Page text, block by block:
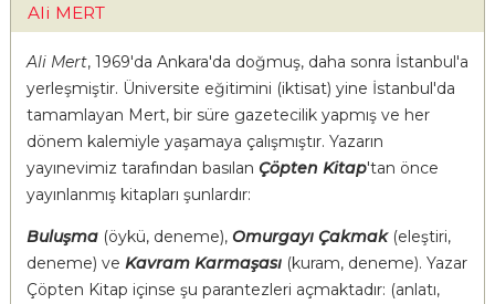
Ali MERT
Ali Mert, 1969'da Ankara'da doğmuş, daha sonra İstanbul'a
yerleşmiştir. Üniversite eğitimini (iktisat) yine İstanbul'da
tamamlayan Mert, bir süre gazetecilik yapmış ve her
dönem kalemiyle yaşamaya çalışmıştır. Yazarın
yayınevimiz tarafından basılan Çöpten Kitap'tan önce
yayınlanmış kitapları şunlardır:
Buluşma (öykü, deneme), Omurgayı Çakmak (eleştiri,
deneme) ve Kavram Karmaşası (kuram, deneme). Yazar
Çöpten Kitap içinse şu parantezleri açmaktadır: (anlatı,